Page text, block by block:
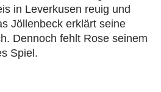
in Leverkusen reuig und
Jöllenbeck erklärt seine
Dennoch fehlt Rose seinem
Spiel.